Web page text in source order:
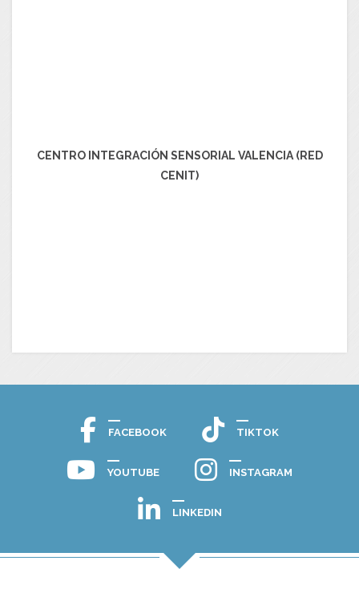
CENTRO INTEGRACIÓN SENSORIAL VALENCIA (RED
CENIT)
FACEBOOK TIKTOK
YOUTUBE INSTAGRAM
LINKEDIN